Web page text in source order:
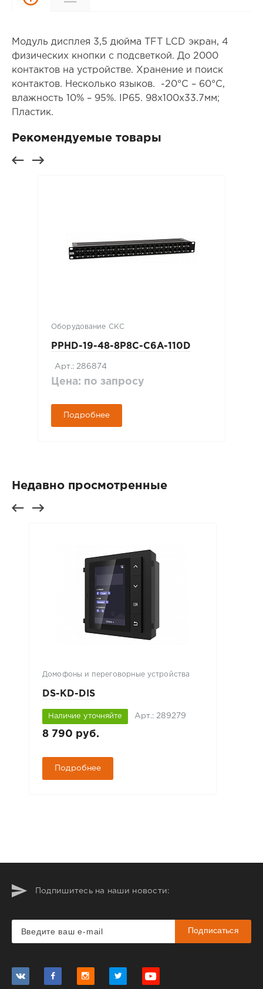
Модуль дисплея 3,5 дюйма TFT LCD экран, 4
физических кнопки с подсветкой. До 2000
контактов на устройстве. Хранение и поиск
контактов. Несколько языков. -20°C – 60°C,
влажность 10% – 95%. IP65. 98x100x33.7мм;
Пластик.
Рекомендуемые товары
Оборудование СКС
PPHD-19-48-8P8C-C6A-110D
Арт.: 286874
Цена: по запросу
Подробнее
Недавно просмотренные
Домофоны и переговорные устройства
DS-KD-DIS
Наличие уточняйте Арт.: 289279
8 790 руб.
Подробнее
Подпишитесь на наши новости:
Подписаться